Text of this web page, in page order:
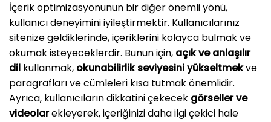
İçerik optimizasyonunun bir diğer önemli yönü,
kullanıcı deneyimini iyileştirmektir. Kullanıcılarınız
sitenize geldiklerinde, içeriklerini kolayca bulmak ve
okumak isteyeceklerdir. Bunun için, açık ve anlaşılır
dil kullanmak, okunabilirlik seviyesini yükseltmekve
paragrafları ve cümleleri kısa tutmak önemlidir.
Ayrıca, kullanıcıların dikkatini çekecek görseller ve
videolarekleyerek, içeriğinizi daha ilgi çekici hale